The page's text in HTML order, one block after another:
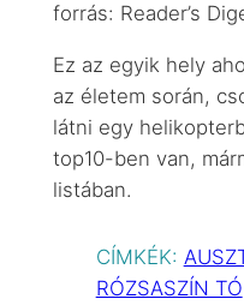
forrás: Reader’s
Ez az egyik hely
az életem során,
látni egy
top10-ben van,
listában.
CÍMKÉK:
RÓZSASZÍN TÓ